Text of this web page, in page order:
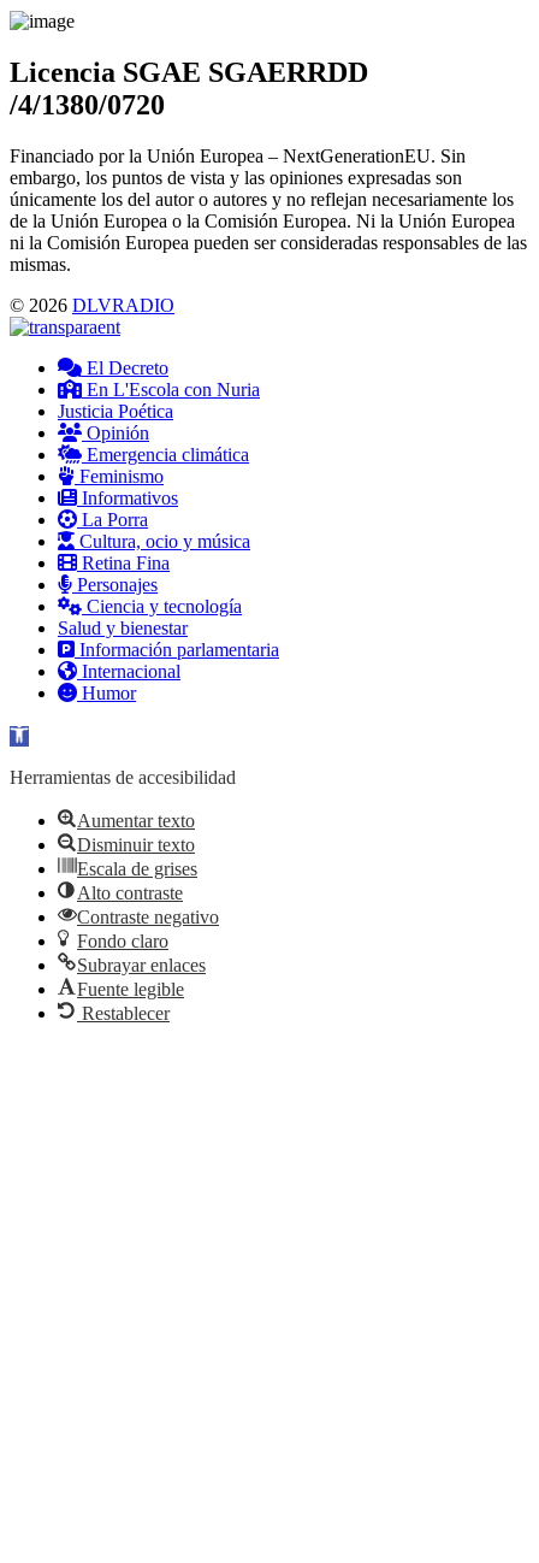
Licencia SGAE SGAERRDD
/4/1380/0720
Financiado por la Unión Europea – NextGenerationEU. Sin
embargo, los puntos de vista y las opiniones expresadas son
únicamente los del autor o autores y no reflejan necesariamente los
de la Unión Europea o la Comisión Europea. Ni la Unión Europea
ni la Comisión Europea pueden ser consideradas responsables de las
mismas.
© 2026 DLVRADIO
El Decreto
En L'Escola con Nuria
Justicia Poética
Opinión
Emergencia climática
Feminismo
Informativos
La Porra
Cultura, ocio y música
Retina Fina
Personajes
Ciencia y tecnología
Salud y bienestar
Información parlamentaria
Internacional
Humor
Abrir barra de herramientas
Herramientas de accesibilidad
Aumentar texto
Disminuir texto
Escala de grises
Alto contraste
Contraste negativo
Fondo claro
Subrayar enlaces
Fuente legible
Restablecer